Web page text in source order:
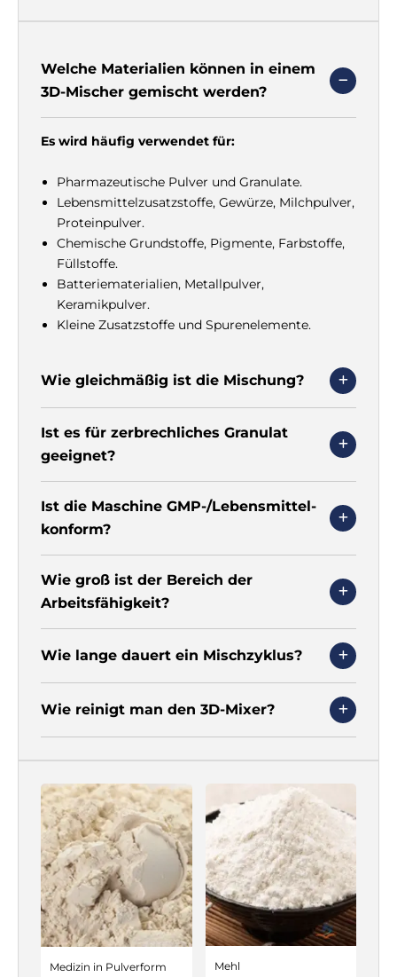
Welche Materialien können in einem
3D-Mischer gemischt werden?
Es wird häufig verwendet für:
Pharmazeutische Pulver und Granulate.
Lebensmittelzusatzstoffe, Gewürze, Milchpulver,
Proteinpulver.
Chemische Grundstoffe, Pigmente, Farbstoffe,
Füllstoffe.
Batteriematerialien, Metallpulver,
Keramikpulver.
Kleine Zusatzstoffe und Spurenelemente.
Wie gleichmäßig ist die Mischung?
Ist es für zerbrechliches Granulat
geeignet?
Ist die Maschine GMP-/Lebensmittel-
konform?
Wie groß ist der Bereich der
Arbeitsfähigkeit?
Wie lange dauert ein Mischzyklus?
Wie reinigt man den 3D-Mixer?
Medizin in Pulverform Mehl